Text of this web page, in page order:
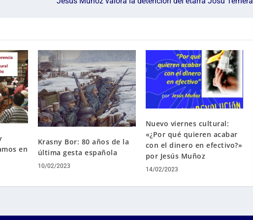
en
Krasny Bor: 80 años de la
última gesta española
10/02/2023
Nuevo viernes cultural:
«¿Por qué quieren acabar
con el dinero en efectivo?»
por Jesús Muñoz
14/02/2023